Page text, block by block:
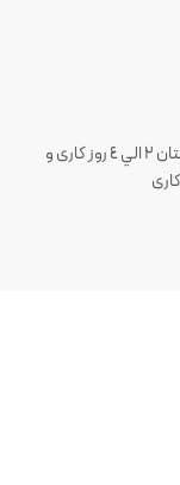
ارسال سفارش های تهران 1 الی 3 روز کاری و شهرستان ٢ الي ٤ روز کاری و